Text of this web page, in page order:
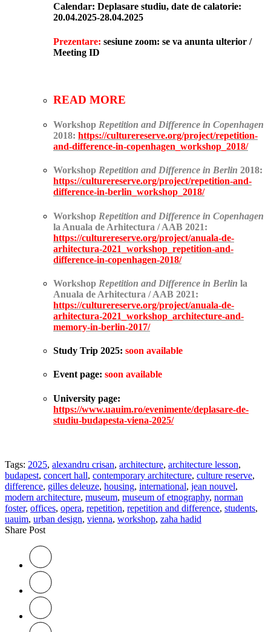
Calendar: Deplasare studiu, date de calatorie:
20.04.2025-28.04.2025
Prezentare: sesiune zoom: se va anunta ulterior /
Meeting ID
READ MORE
Workshop Repetition and Difference in Copenhagen
2018: https://culturereserve.org/project/repetition-
and-difference-in-copenhagen_workshop_2018/
Workshop Repetition and Difference in Berlin 2018:
https://culturereserve.org/project/repetition-and-
difference-in-berlin_workshop_2018/
Workshop Repetition and Difference in Copenhagen
la Anuala de Arhitectura / AAB 2021:
https://culturereserve.org/project/anuala-de-
arhitectura-2021_workshop_repetition-and-
difference-in-copenhagen-2018/
Workshop Repetition and Difference in Berlin la
Anuala de Arhitectura / AAB 2021:
https://culturereserve.org/project/anuala-de-
arhitectura-2021_workshop_architecture-and-
memory-in-berlin-2017/
Study Trip 2025: soon available
Event page: soon available
University page:
https://www.uauim.ro/evenimente/deplasare-de-
studiu-budapesta-viena-2025/
Tags: 2025, alexandru crisan, architecture, architecture lesson,
budapest, concert hall, contemporary architecture, culture reserve,
difference, gilles deleuze, housing, international, jean nouvel,
modern architecture, museum, museum of etnography, norman
foster, offices, opera, repetition, repetition and difference, students,
uauim, urban design, vienna, workshop, zaha hadid
Share Post